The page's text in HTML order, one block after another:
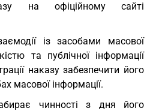
на офіційному сайті
із засобами масової
та публічної інформації
наказу забезпечити його
масової інформації.
чинності з дня його